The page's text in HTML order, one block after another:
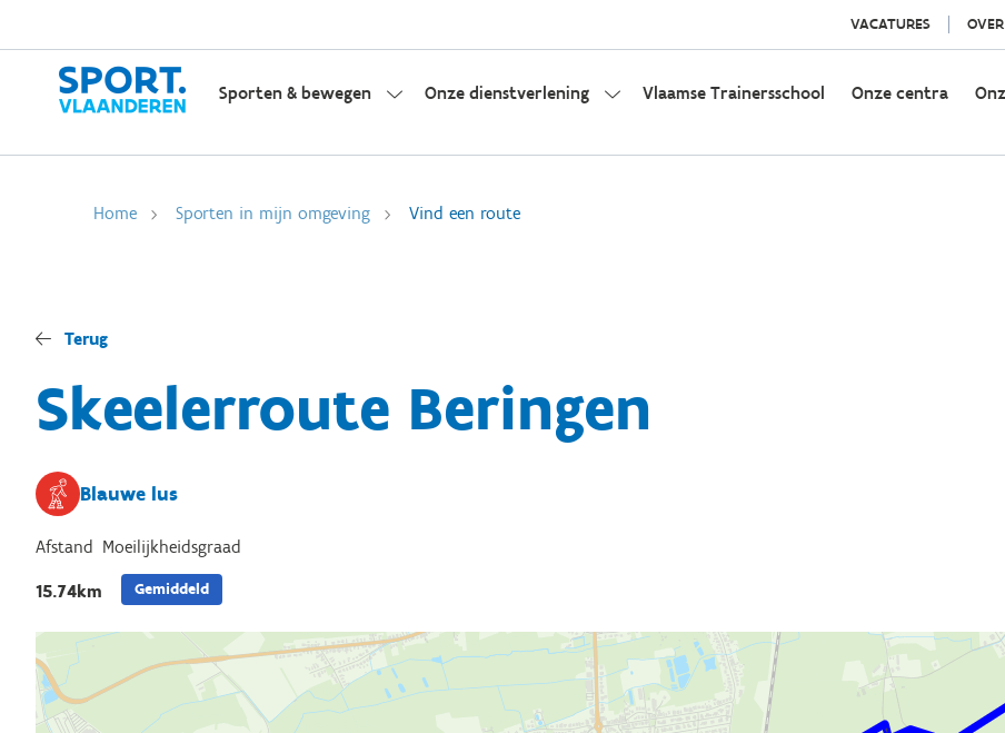
VACATURES
Sporten & bewegen Onze dienstverlening Vlaamse Trainersschool Onze centra
Home Sporten in mijn omgeving Vind een route
Terug
Skeelerroute Beringen
Blauwe lus
Afstand
15.74km
Moeilijkheidsgraad
Gemiddeld